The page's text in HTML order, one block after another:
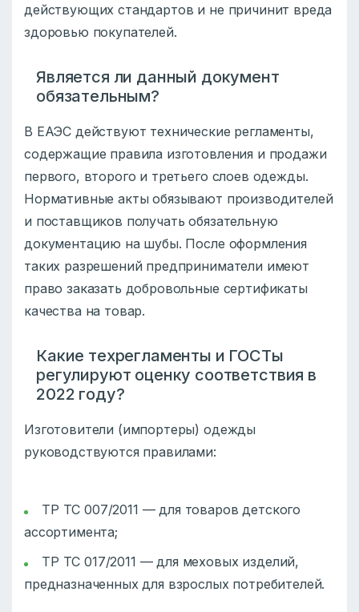
действующих стандартов и не причинит вреда
здоровью покупателей.
Является ли данный документ
обязательным?
В ЕАЭС действуют технические регламенты,
содержащие правила изготовления и продажи
первого, второго и третьего слоев одежды.
Нормативные акты обязывают производителей
и поставщиков получать обязательную
документацию на шубы. После оформления
таких разрешений предприниматели имеют
право заказать добровольные сертификаты
качества на товар.
Какие техрегламенты и ГОСТы
регулируют оценку соответствия в
2022 году?
Изготовители (импортеры) одежды
руководствуются правилами:
ТР ТС 007/2011 — для товаров детского
ассортимента;
ТР ТС 017/2011 — для меховых изделий,
предназначенных для взрослых потребителей.